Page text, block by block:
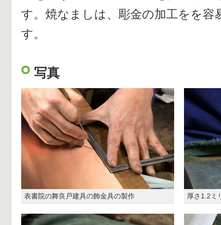
す。焼なましは、彫金の加工をを容
す。
写真
表書院の舞良戸建具の飾金具の製作 厚さ1.2ミ